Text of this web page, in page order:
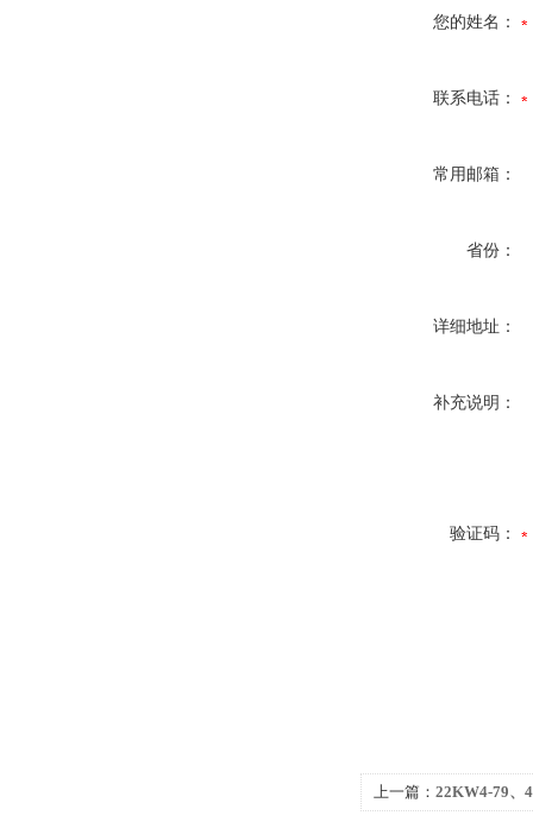
您的姓名：
联系电话：
常用邮箱：
省份：
详细地址：
补充说明：
验证码：
上一篇： 22KW4-79、